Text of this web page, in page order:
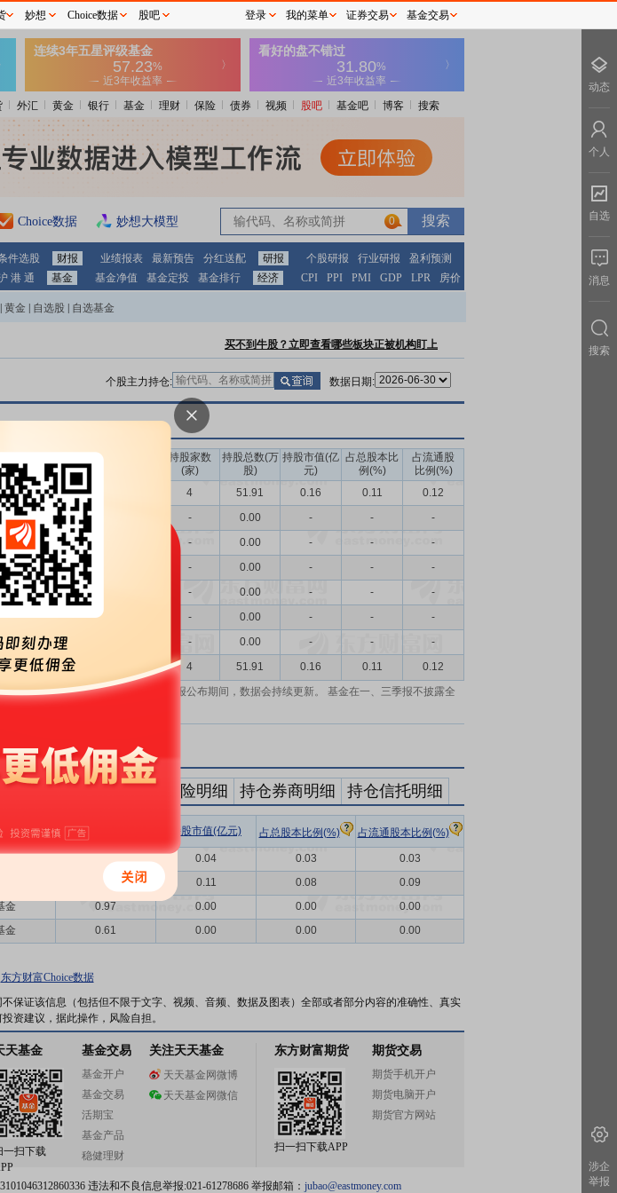
外汇 黄金 银行 基金 理财 保险 债券 视频 股吧 基金吧 博客 搜索
Choice数据 妙想大模型 0
件选股 财报 业绩报表 最新预告 分红送配 研报 个股研报 行业研报
盈利预测
港 通 基金 基金净值 基金定投 基金排行 经济 CPI PPI PMI GDP LPR 房价
黄金 自选股 自选基金
买不到牛股？立即查看哪些板块正被机构盯上
个股主力持仓: 数据日期:
持股家数
(家)
持股总数(万
股)
持股市值(亿
元)
占总股本比
例(%)
占流通股
比例(%)
4 51.91 0.16 0.11
0.12
- 0.00 - -
-
- 0.00 - -
-
- 0.00 - -
-
- 0.00 - -
-
- 0.00 - -
-
- 0.00 - -
-
4 51.91 0.16 0.11
0.12
公司报表、基金季报、半年报和年报公布期间，数据会持续更新。 基金在一、三季报不披露全
持仓保险明细 持仓券商明细 持仓信托明细
属性 持股总数(万股) 持股市值(亿元) 占总股本比例(%) 占流通股本比例(%)
0.04 0.03
0.03
37.54 0.11 0.08
0.09
金 0.97 0.00 0.00
0.00
金 0.61 0.00 0.00 0.00
东方财富Choice数据
保证该信息（包括但不限于文字、视频、音频、数据及图表）全部或者部分内容的准确性、真实
资建议，据此操作，风险自担。
天基金
一扫下载
基金交易
基金开户
基金交易
活期宝
基金产品
稳健理财
关注天天基金
天天基金网微博
天天基金网微信
东方财富期货
扫一扫下载APP
期货交易
期货手机开户
期货电脑开户
期货官方网站
违法和不良信息举报:021-61278686 举报邮箱： jubao@eastmoney.com
妙想 Choice数据 股吧 登录 我的菜单 证券交易 基金交易
动态
个人
自选
消息
搜索
涉企
举报